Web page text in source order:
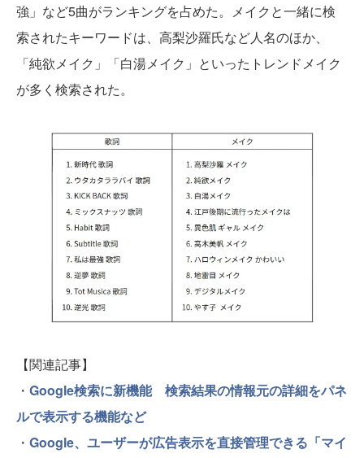
強」など5曲がランキングを占めた。メイクと一緒に検
索されたキーワードは、高梨沙羅氏など人名のほか、
「純欲メイク」「白湯メイク」といったトレンドメイク
が多く検索された。
【関連記事】
・ Google検索に新機能 検索結果の情報元の詳細をパネ
ルで表示する機能など
・ Google、ユーザーが広告表示を直接管理できる「マイ